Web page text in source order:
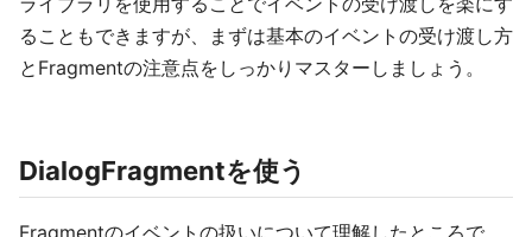
ることもできますが、まずは基本のイベントの受け渡し方
とFragmentの注意点をしっかりマスターしましょう。
DialogFragmentを使う
Fragmentのイベントの扱いについて理解したところで、